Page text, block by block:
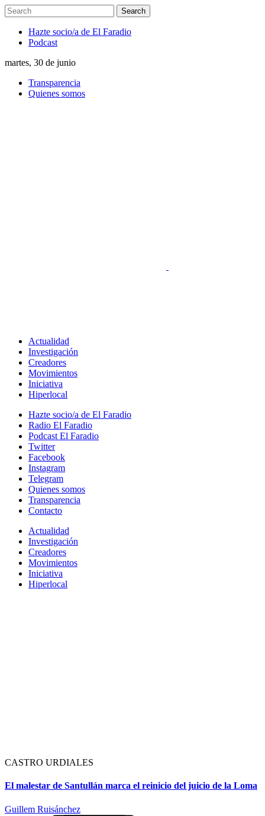
Hazte socio/a de El Faradio
Podcast
martes, 30 de junio
Transparencia
Quienes somos
Actualidad
Investigación
Creadores
Movimientos
Iniciativa
Hiperlocal
Hazte socio/a de El Faradio
Radio El Faradio
Podcast El Faradio
Twitter
Facebook
Instagram
Telegram
Quienes somos
Transparencia
Contacto
Actualidad
Investigación
Creadores
Movimientos
Iniciativa
Hiperlocal
CASTRO URDIALES
El malestar de Santullán marca el reinicio del juicio de la Loma
Guillem Ruisánchez